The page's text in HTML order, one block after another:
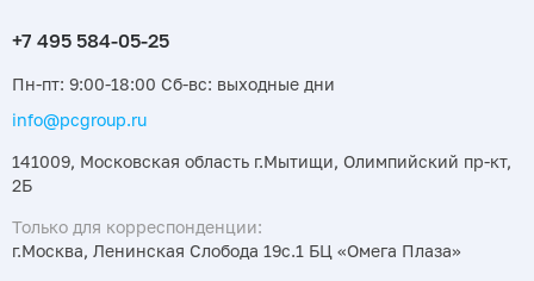
Пн-пт: 9:00-18:00 Сб-вс: выходные дни
info@pcgroup.ru
141009, Московская область г.Мытищи, Олимпийский пр-кт,
2Б
Только для корреспонденции:
г.Москва, Ленинская Слобода 19с.1 БЦ «Омега Плаза»